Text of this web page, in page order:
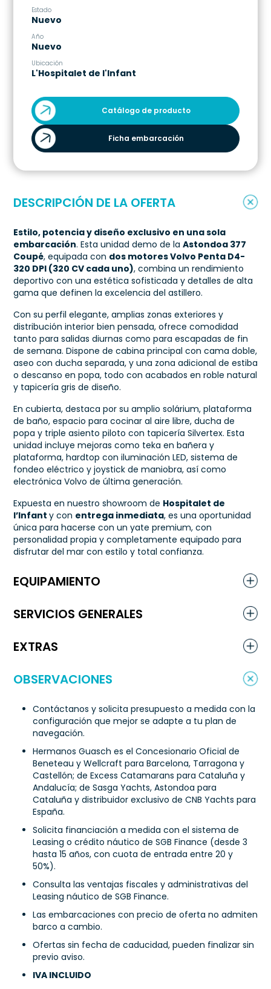
Estado
Nuevo
Año
Nuevo
Ubicación
L'Hospitalet de l'Infant
Catálogo de producto
Ficha embarcación
DESCRIPCIÓN DE LA OFERTA
Estilo, potencia y diseño exclusivo en una sola
embarcación. Esta unidad demo de la Astondoa 377
Coupé, equipada con dos motores Volvo Penta D4-
320 DPI (320 CV cada uno), combina un rendimiento
deportivo con una estética sofisticada y detalles de alta
gama que definen la excelencia del astillero.
Con su perfil elegante, amplias zonas exteriores y
distribución interior bien pensada, ofrece comodidad
tanto para salidas diurnas como para escapadas de fin
de semana. Dispone de cabina principal con cama doble,
aseo con ducha separada, y una zona adicional de estiba
o descanso en popa, todo con acabados en roble natural
y tapicería gris de diseño.
En cubierta, destaca por su amplio solárium, plataforma
de baño, espacio para cocinar al aire libre, ducha de
popa y triple asiento piloto con tapicería Silvertex. Esta
unidad incluye mejoras como teka en bañera y
plataforma, hardtop con iluminación LED, sistema de
fondeo eléctrico y joystick de maniobra, así como
electrónica Volvo de última generación.
Expuesta en nuestro showroom de Hospitalet de
l’Infant y con entrega inmediata, es una oportunidad
única para hacerse con un yate premium, con
personalidad propia y completamente equipado para
disfrutar del mar con estilo y total confianza.
EQUIPAMIENTO
SERVICIOS GENERALES
EXTRAS
OBSERVACIONES
Contáctanos y solicita presupuesto a medida con la
configuración que mejor se adapte a tu plan de
navegación.
Hermanos Guasch es el Concesionario Oficial de
Beneteau y Wellcraft para Barcelona, Tarragona y
Castellón; de Excess Catamarans para Cataluña y
Andalucía; de Sasga Yachts, Astondoa para
Cataluña y distribuidor exclusivo de CNB Yachts para
España.
Solicita financiación a medida con el sistema de
Leasing o crédito náutico de SGB Finance (desde 3
hasta 15 años, con cuota de entrada entre 20 y
50%).
Consulta las ventajas fiscales y administrativas del
Leasing náutico de SGB Finance.
Las embarcaciones con precio de oferta no admiten
barco a cambio.
Ofertas sin fecha de caducidad, pueden finalizar sin
previo aviso.
IVA INCLUIDO